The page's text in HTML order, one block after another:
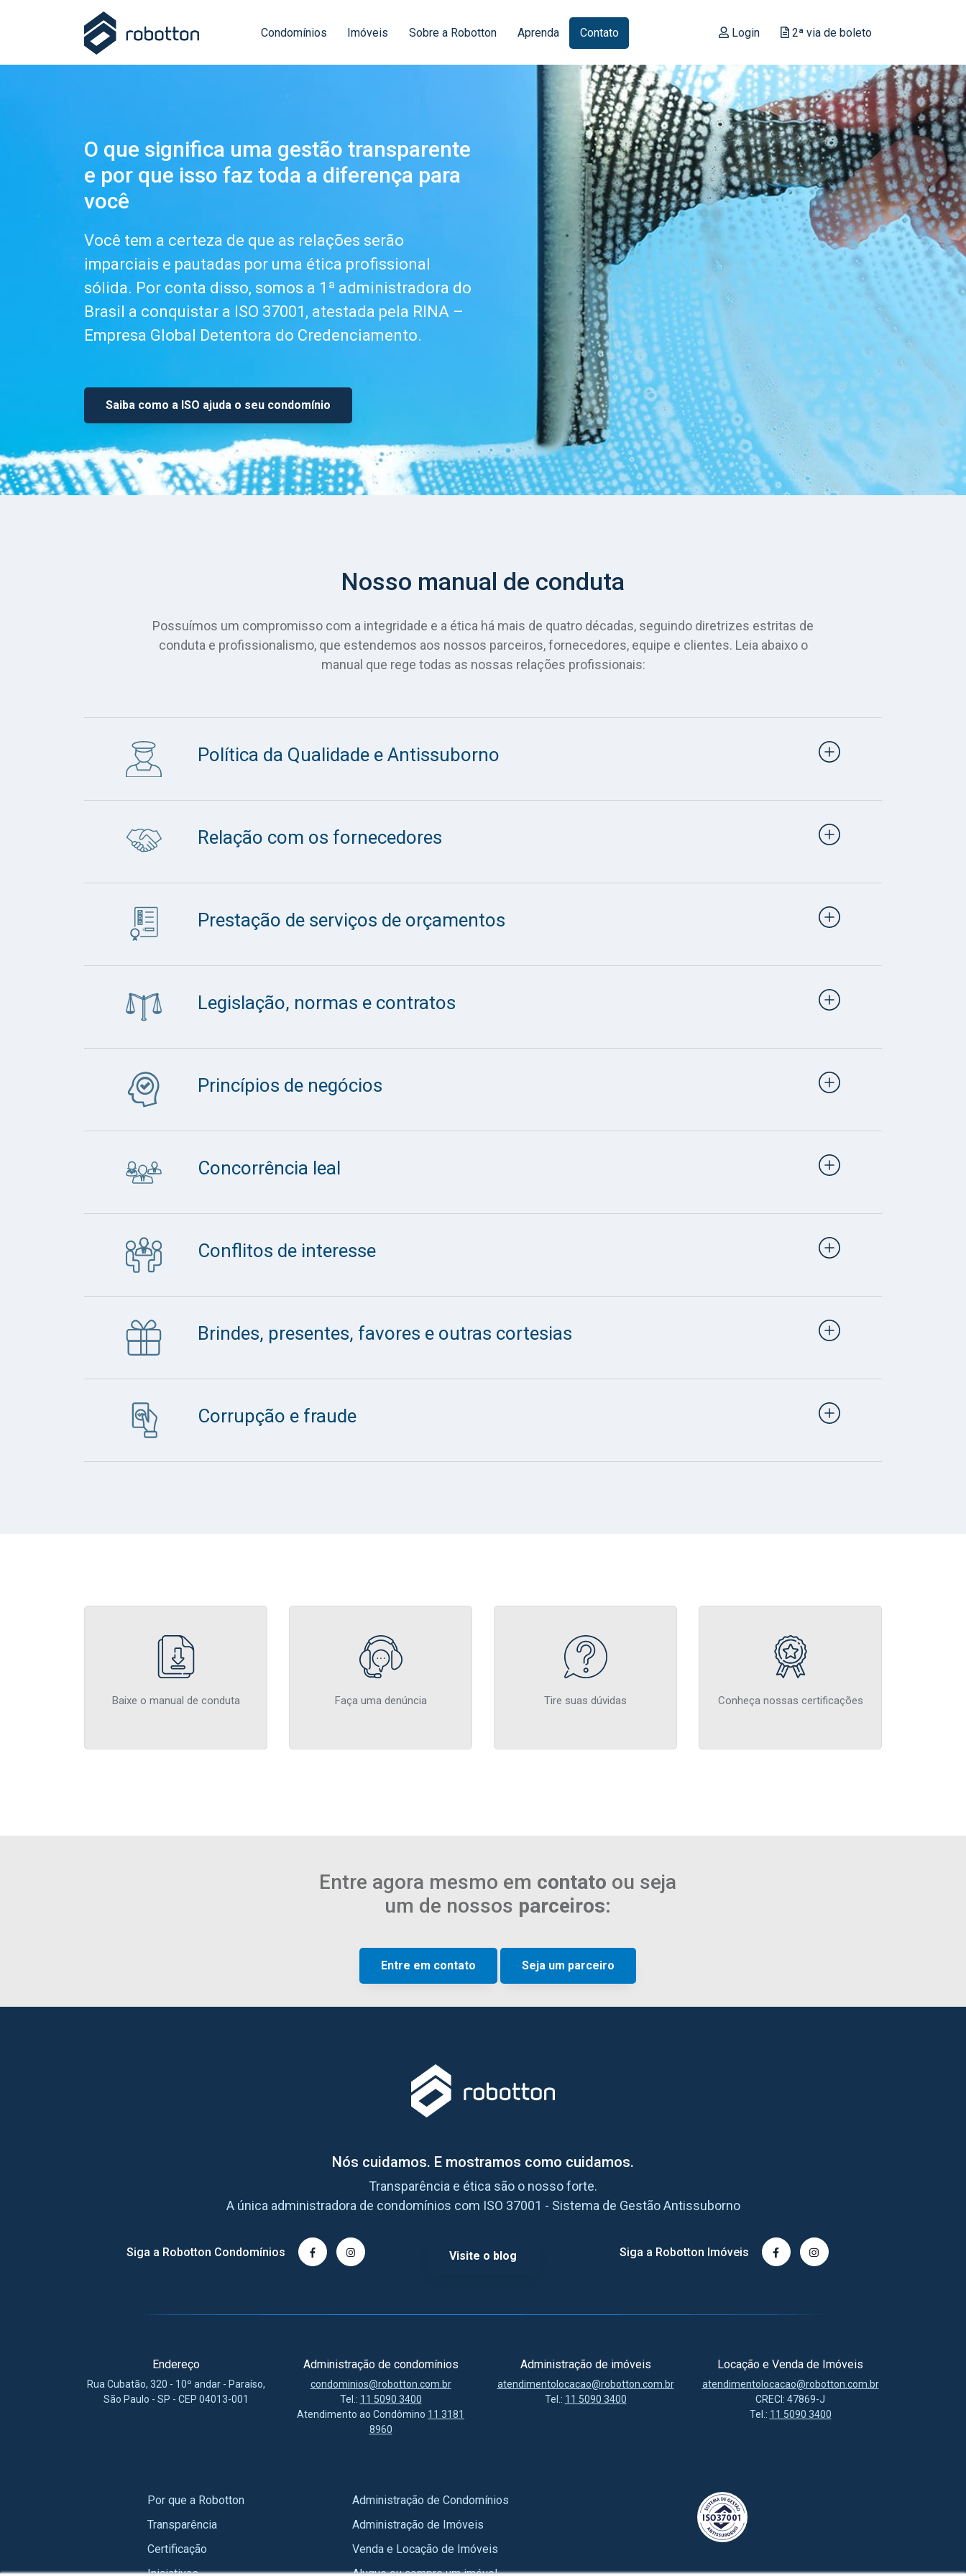
Condomínios Imóveis Sobre a Robotton Aprenda Contato Login 2ª via de boleto
O que significa uma gestão transparente
e por que isso faz toda a diferença para
você
Você tem a certeza de que as relações serão
imparciais e pautadas por uma ética profissional
sólida. Por conta disso, somos a 1ª administradora do
Brasil a conquistar a ISO 37001, atestada pela RINA –
Empresa Global Detentora do Credenciamento.
Saiba como a ISO ajuda o seu condomínio
Nosso manual de conduta
Possuímos um compromisso com a integridade e a ética há mais de quatro décadas, seguindo diretrizes estritas de
conduta e profissionalismo, que estendemos aos nossos parceiros, fornecedores, equipe e clientes. Leia abaixo o
manual que rege todas as nossas relações profissionais:
Política da Qualidade e Antissuborno
Relação com os fornecedores
Prestação de serviços de orçamentos
Legislação, normas e contratos
Princípios de negócios
Concorrência leal
Conflitos de interesse
Brindes, presentes, favores e outras cortesias
Corrupção e fraude
Baixe o manual de conduta Faça uma denúncia Tire suas dúvidas Conheça nossas certificações
Entre agora mesmo em contato ou seja
um de nossos parceiros:
Entre em contato Seja um parceiro
Nós cuidamos. E mostramos como cuidamos.
Transparência e ética são o nosso forte.
A única administradora de condomínios com ISO 37001 - Sistema de Gestão Antissuborno
Siga a Robotton Condomínios Visite o blog Siga a Robotton Imóveis
Endereço
Rua Cubatão, 320 - 10º andar - Paraíso,
São Paulo - SP - CEP 04013-001
Administração de condomínios
condominios@robotton.com.br
Tel.: 11 5090 3400
Atendimento ao Condômino 11 3181
8960
Administração de imóveis
atendimentolocacao@robotton.com.br
Tel.: 11 5090 3400
Locação e Venda de Imóveis
atendimentolocacao@robotton.com.br
CRECI: 47869-J
Tel.: 11 5090 3400
Por que a Robotton
Transparência
Certificação
Administração de Condomínios
Administração de Imóveis
Venda e Locação de Imóveis